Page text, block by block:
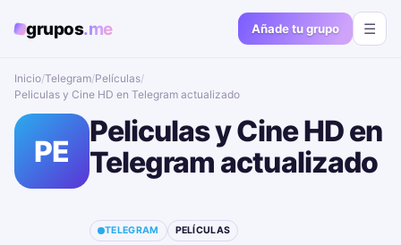
grupos.me Añade tu grupo ☰
Inicio/Telegram/Películas/
Peliculas y Cine HD en Telegram actualizado📱🔥
PE
Peliculas y Cine HD en
Telegram actualizado
TELEGRAM PELÍCULAS